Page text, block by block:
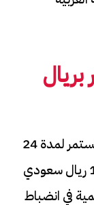
أعلن طيران أديل اليوم عن عروض مميزة تستمر لمدة 24
ساعة لتذاكر سفر محلية ذهاباً فقط بقيمة 1 ريال سعودي
في انضباط